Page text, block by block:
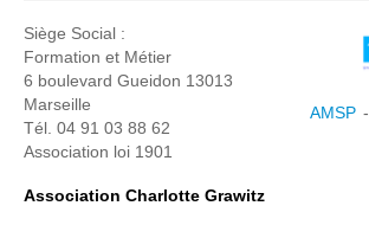
Siège Social :
Formation et Métier
6 boulevard Gueidon 13013
Marseille
Tél. 04 91 03 88 62
Association loi 1901
AMSP -
Association Charlotte Grawitz